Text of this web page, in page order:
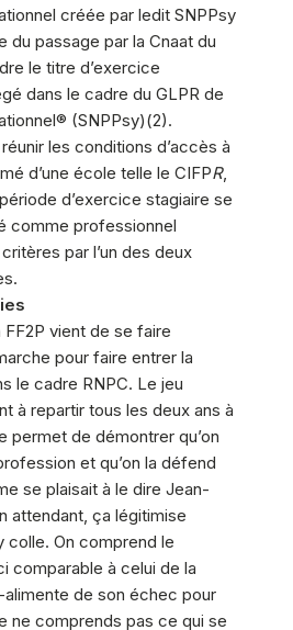
créée par ledit SNPPsy
du passage par la Cnaat du
le titre d’exercice
dans le cadre du GLPR de
(SNPPsy)(2).
les conditions d’accès à
d’une école telle le CIFPR,
d’exercice stagiaire se
comme professionnel
par l’un des deux
vient de se faire
pour faire entrer la
le cadre RNPC. Le jeu
à repartir tous les deux ans à
permet de démontrer qu’on
et qu’on la défend
se plaisait à le dire Jean-
attendant, ça légitimise
colle. On comprend le
comparable à celui de la
alimente de son échec pour
ne comprends pas ce qui se